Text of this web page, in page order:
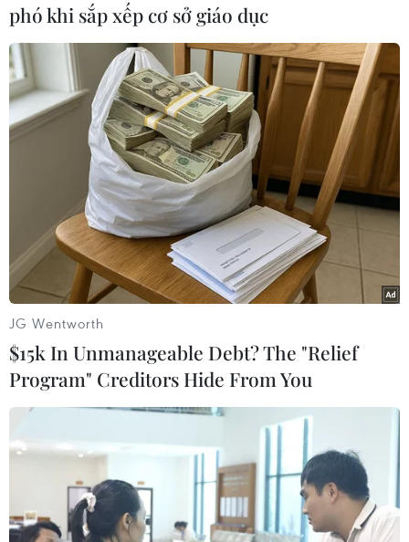
Một phụ nữ đưa 3 cháu nhỏ đi
tắm tại bể bơi thuộc thôn Hùng
Xuân 2, huyện Bảo Thắng, tỉnh
Lào Cai, sau đó phát hiện cháu
Nguyễn V. A bị đuối nước, dù
được đưa đi cấp cứu nhưng cháu
đã tử vong.
(TTXVN/Vietnam+)
phó khi sắp xếp cơ sở giáo dục
JG Wentworth
$15k In Unmanageable Debt? The "Relief
Program" Creditors Hide From You